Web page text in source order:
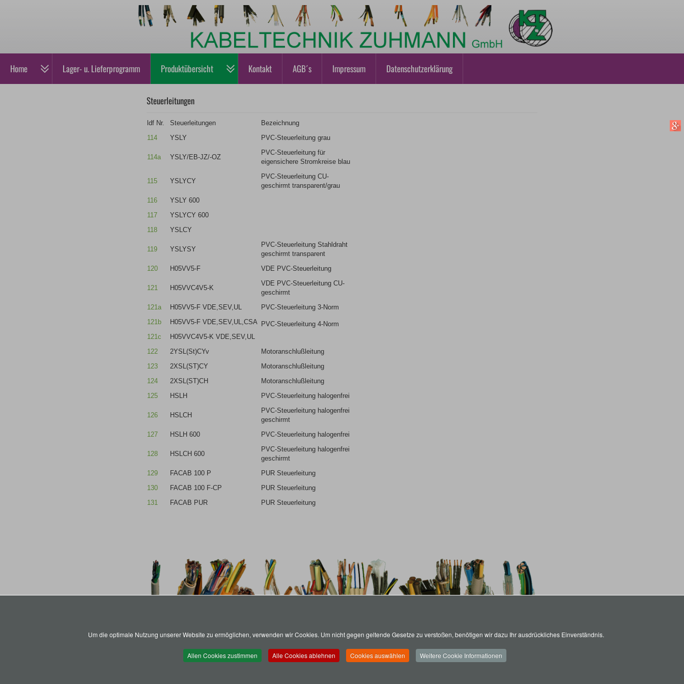
Home Lager- u. Lieferprogramm Produktübersicht Kontakt AGB´s Impressum Datenschutzerklärung
Steuerleitungen
ldf Nr. Steuerleitungen
Bezeichnung
114
YSLY PVC-Steuerleitung grau
114a YSLY/EB-JZ/-OZ
PVC-Steuerleitung für
eigensichere Stromkreise blau
115 YSLYCY
PVC-Steuerleitung CU-
geschirmt transparent/grau
116
YSLY 600
117
YSLYCY 600
118
YSLCY
119 YSLYSY
PVC-Steuerleitung Stahldraht
geschirmt transparent
120
H05VV5-F VDE PVC-Steuerleitung
121 H05VVC4V5-K
VDE PVC-Steuerleitung CU-
geschirmt
121a
H05VV5-F VDE,SEV,UL
PVC-Steuerleitung 3-Norm
121b
H05VV5-F VDE,SEV,UL,CSA
PVC-Steuerleitung 4-Norm
121c
H05VVC4V5-K VDE,SEV,UL
122
2YSL(St)CYv
Motoranschlußleitung
123
2XSL(ST)CY
Motoranschlußleitung
124
2XSL(ST)CH
Motoranschlußleitung
125
HSLH PVC-Steuerleitung halogenfrei
126 HSLCH
PVC-Steuerleitung halogenfrei
geschirmt
127
HSLH 600 PVC-Steuerleitung halogenfrei
128 HSLCH 600
PVC-Steuerleitung halogenfrei
geschirmt
129
FACAB 100 P
PUR Steuerleitung
130
FACAB 100 F-CP
PUR Steuerleitung
131
FACAB PUR PUR Steuerleitung
Um die optimale Nutzung unserer Website zu ermöglichen, verwenden wir Cookies. Um nicht gegen geltende Gesetze zu verstoßen, benötigen wir dazu Ihr ausdrückliches Einverständnis.
Allen Cookies zustimmen Alle Cookies ablehnen Cookies auswählen Weitere Cookie Informationen